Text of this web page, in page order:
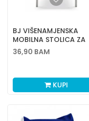
BJ VIŠENAMJENSKA
MOBILNA STOLICA ZA
BEBU 553
36,90 BAM
KUPI